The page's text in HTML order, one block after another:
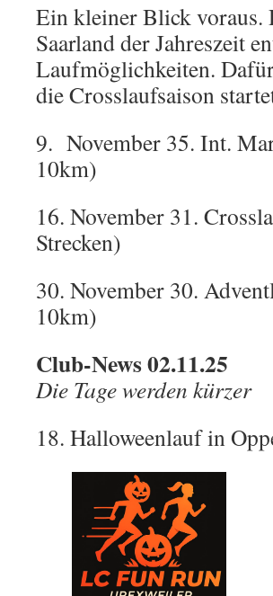
Ein kleiner Blick voraus.
Saarland der Jahreszeit
Laufmöglichkeiten.
die Crosslaufsaison
9. November 35. Int.
10km)
16. November 31.
Strecken)
30. November 30.
10km)
Club-News 02.11.25
Die Tage werden kürzer
18. Halloweenlauf in